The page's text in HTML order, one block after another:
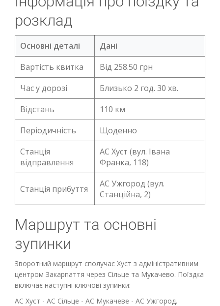
розклад
Основні деталі
Дані
Вартість квитка
Від 258.50 грн
Час у дорозі
Близько 2 год. 30 хв.
Відстань
110 км
Періодичність
Щоденно
Станція
відправлення
АС Хуст (вул. Івана
Франка, 118)
Станція прибуття
АС Ужгород (вул.
Станційна, 2)
Маршрут та основні
зупинки
Зворотний маршрут сполучає Хуст з адміністративним
центром Закарпаття через Сільце та Мукачево. Поїздка
включає наступні ключові зупинки:
АС Хуст - АС Сільце - АС Мукачеве - АС Ужгород.